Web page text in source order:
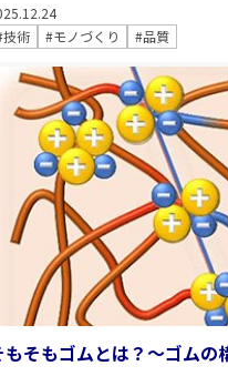
技術
#モノづくり #品質
もそもゴムとは？～ゴムの